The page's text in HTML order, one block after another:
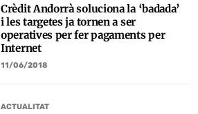
Crèdit Andorrà soluciona la ‘badada’
i les targetes ja tornen a ser
operatives per fer pagaments per
Internet
11/06/2018
ACTUALITAT